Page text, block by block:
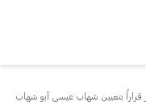
بتعيين شهاب عيسى أبو شهاب